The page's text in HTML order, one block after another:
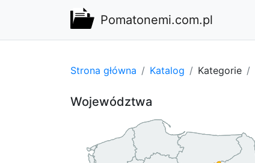
Pomatonemi.com.pl
Strona główna Katalog Kategorie
Województwa